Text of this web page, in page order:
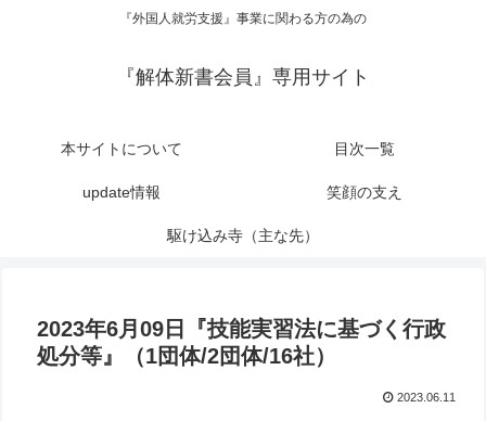
『外国人就労支援』事業に関わる方の為の
『解体新書会員』専用サイト
本サイトについて 目次一覧
update情報 笑顔の支え
駆け込み寺（主な先）
2023年6月09日『技能実習法に基づく行政
処分等』（1団体/2団体/16社）
2023.06.11